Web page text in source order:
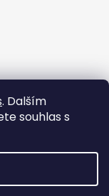
. Dalším
souhlas s